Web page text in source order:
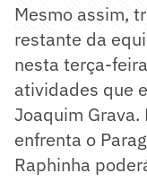
Mesmo assim,
restante da
nesta terça-
atividades que
Joaquim
enfrenta o
Raphinha